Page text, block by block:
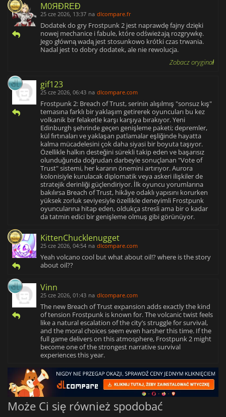
M0ЯĐRΕĐ
25 cze 2026, 13:37 na dlcompare.fr
Dodatek do gry Frostpunk 2 jest naprawdę fajny dzięki
nowej mechanice i fabule, które odświeżają rozgrywkę.
Jego główną wadą jest stosunkowo krótki czas trwania.
Nadal jest to dobry dodatek, ale nie rewolucja.
Zobacz oryginał
gif123
25 cze 2026, 06:43 na dlcompare.com
Frostpunk 2: Breach of Trust, serinin alışılmış "sonsuz kış"
temasına farklı bir yaklaşım getirerek oyuncuları bu kez
volkanik bir felaketle karşı karşıya bırakıyor. Yeni
Edinburgh şehrinde geçen genişleme paketi; depremler,
kül fırtınaları ve yaklaşan patlamalar eşliğinde hayatta
kalma mücadelesini çok daha siyasi bir boyuta taşıyor.
Özellikle halkın desteğini sürekli takip eden ve başarısız
olunduğunda doğrudan darbeyle sonuçlanan "Vote of
Trust" sistemi, her kararın önemini artırıyor. Aurora
kolonisiyle kurulacak diplomatik veya askeri ilişkiler de
stratejik derinliği güçlendiriyor. İlk oyuncu yorumlarına
bakılırsa Breach of Trust, hikâye odaklı yapısını korurken
yüksek zorluk seviyesiyle özellikle deneyimli Frostpunk
oyuncularına hitap eden, oldukça stresli ama bir o kadar
da tatmin edici bir genişleme olmuş gibi görünüyor.
KittenChucklenugget
25 cze 2026, 04:54 na dlcompare.com
Yeah volcano cool but what about oil!? where is the story
about oil??
Vinn
25 cze 2026, 01:43 na dlcompare.com
The new Breach of Trust expansion adds exactly the kind
of tension Frostpunk is known for. The volcanic twist feels
like a natural escalation of the city’s struggle for survival,
and the moral choices seem even harsher this time. If the
full game delivers on this atmosphere, Frostpunk 2 might
become one of the strongest narrative survival
experiences this year.
Może Ci się również spodobać